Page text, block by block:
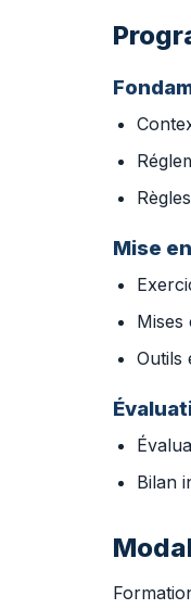
Mise
Mises
Outils
Bilan